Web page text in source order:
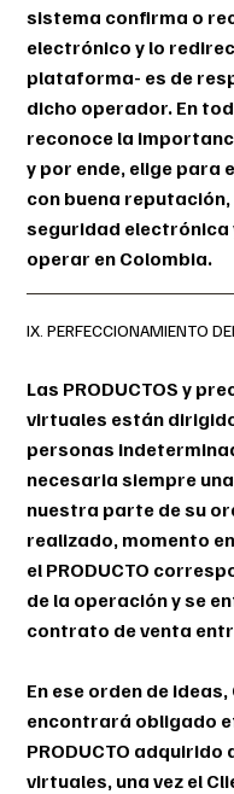
sistema confirma o
electrónico y lo
plataforma- es de
dicho operador. En
reconoce la
y por ende, elige para
con buena
seguridad
operar en Colombia.
IX. PERFECCIONAMIENTO
Las PRODUCTOS y
virtuales están
personas
necesaria siempre
nuestra parte de su
realizado, momento
el PRODUCTO
de la operación y se
contrato de venta
En ese orden de ideas,
encontrará obligado
PRODUCTO
virtuales, una vez el